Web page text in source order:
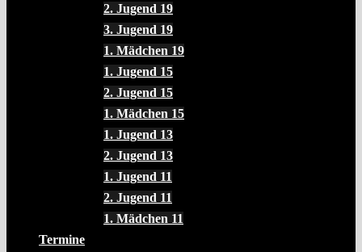
2. Jugend 19
3. Jugend 19
1. Mädchen 19
1. Jugend 15
2. Jugend 15
1. Mädchen 15
1. Jugend 13
2. Jugend 13
1. Jugend 11
2. Jugend 11
1. Mädchen 11
Termine